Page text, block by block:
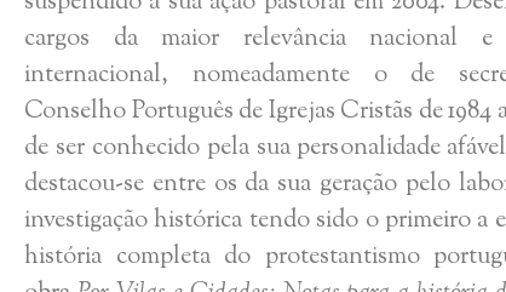
cargos da maior relevância nacional
internacional, nomeadamente o de
Conselho Português de Igrejas Cristãs de 1984
de ser conhecido pela sua personalidade
destacou-se entre os da sua geração pelo
investigação histórica tendo sido o primeiro a
história completa do protestantismo